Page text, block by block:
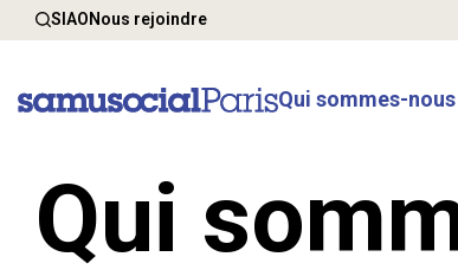
SIAONous rejoindre
Qui sommes-
Qui